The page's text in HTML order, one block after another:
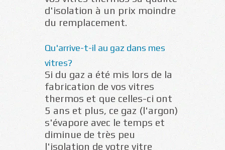
d'isolation à un prix moindre
du remplacement.
Qu'arrive-t-il au gaz dans mes
vitres?
Si du gaz a été mis lors de la
fabrication de vos vitres
thermos et que celles-ci ont
5 ans et plus, ce gaz (l'argon)
s'évapore avec le temps et
diminue de très peu
l'isolation de votre vitre